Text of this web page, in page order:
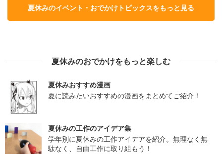
夏休みのイベント・おでかけトピックスをもっと見る
夏休みのおでかけをもっと楽しむ
夏休みおすすめ漫画
夏に読みたいおすすめの漫画をまとめてご紹介！
夏休みの工作のアイデア集
学年別に夏休みの工作アイデアを紹介。無理なく無
駄なく、自由工作に取り組もう！